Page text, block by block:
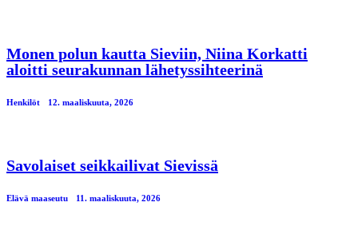
Monen polun kautta Sieviin, Niina Korkatti
aloitti seurakunnan lähetyssihteerinä
Henkilöt 12. maaliskuuta, 2026
Savolaiset seikkailivat Sievissä
Elävä maaseutu 11. maaliskuuta, 2026